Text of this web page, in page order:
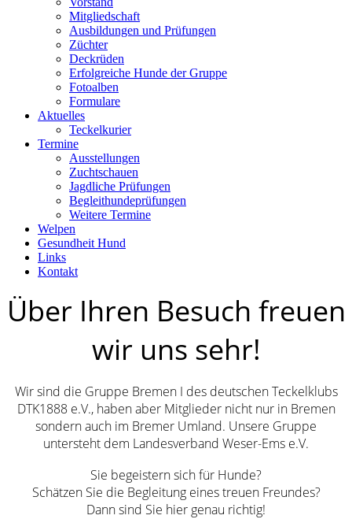
Mitgliedschaft
Ausbildungen und Prüfungen
Züchter
Deckrüden
Erfolgreiche Hunde der Gruppe
Fotoalben
Formulare
Aktuelles
Teckelkurier
Termine
Ausstellungen
Zuchtschauen
Jagdliche Prüfungen
Begleithundeprüfungen
Weitere Termine
Welpen
Gesundheit Hund
Links
Kontakt
Über Ihren Besuch freuen
wir uns sehr!
Wir sind die Gruppe Bremen I des deutschen Teckelklubs
DTK1888 e.V., haben aber Mitglieder nicht nur in Bremen
sondern auch im Bremer Umland. Unsere Gruppe
untersteht dem Landesverband Weser-Ems e.V.
Sie begeistern sich für Hunde?
Schätzen Sie die Begleitung eines treuen Freundes?
Dann sind Sie hier genau richtig!